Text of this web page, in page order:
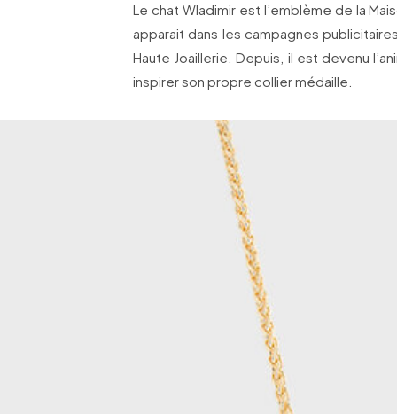
Le chat Wladimir est l’emblème de la
apparait dans les campagnes
Haute Joaillerie. Depuis, il est devenu
inspirer son propre collier médaille.